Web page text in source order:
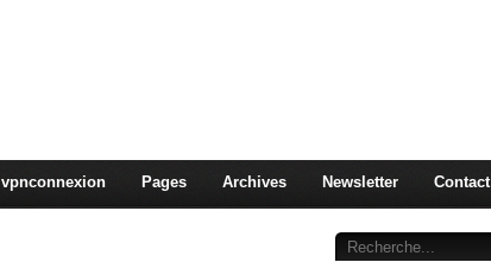
vpnconnexion Pages Archives Newsletter Contact